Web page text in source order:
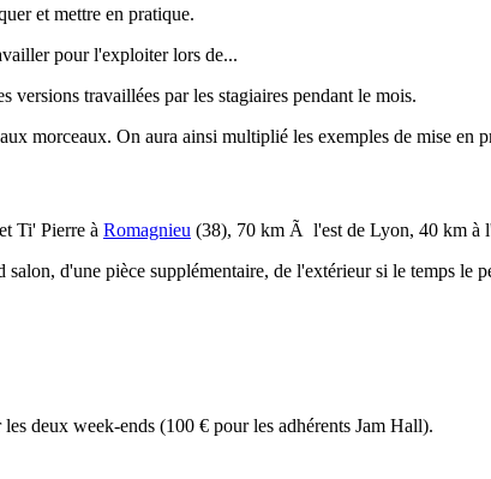
et mettre en pratique.
pour l'exploiter lors de...
versions travaillées par les stagiaires pendant le mois.
morceaux. On aura ainsi multiplié les exemples de mise en
Ti' Pierre à Romagnieu (38), 70 km Ã l'est de Lyon, 40 km à
salon, d'une pièce supplémentaire, de l'extérieur si le temps
deux week-ends (100 € pour les adhérents Jam Hall).